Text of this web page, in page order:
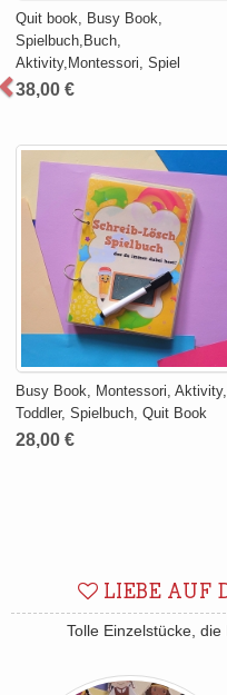
Quit book, Busy Book,
Spielbuch,Buch,
Aktivity,Montessori, Spiel
38,00 €
Busy Book, Montessori, Aktivity,
Toddler, Spielbuch, Quit Book
28,00 €
LIEBE AUF
Tolle Einzelstücke,